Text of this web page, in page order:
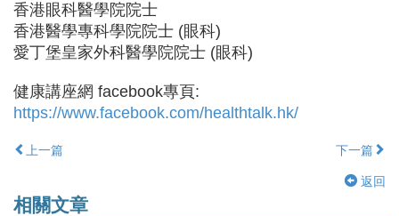
香港眼科醫學院院士
香港醫學專科學院院士 (眼科)
愛丁堡皇家外科醫學院院士 (眼科)
健康講座網 facebook專頁:
https://www.facebook.com/healthtalk.hk/
上一篇 下一篇
返回
相關文章